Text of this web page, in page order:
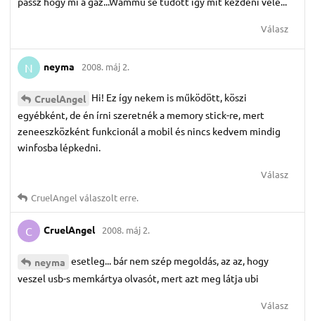
Válasz
N neyma 2008. máj 2.
CruelAngel Hi! Ez így nekem is működött, köszi
egyébként, de én írni szeretnék a memory stick-re, mert
zeneeszközként funkcionál a mobil és nincs kedvem mindig
winfosba lépkedni.
Válasz
CruelAngel válaszolt erre.
C CruelAngel 2008. máj 2.
neyma esetleg... bár nem szép megoldás, az az, hogy
veszel usb-s memkártya olvasót, mert azt meg látja ubi
Válasz